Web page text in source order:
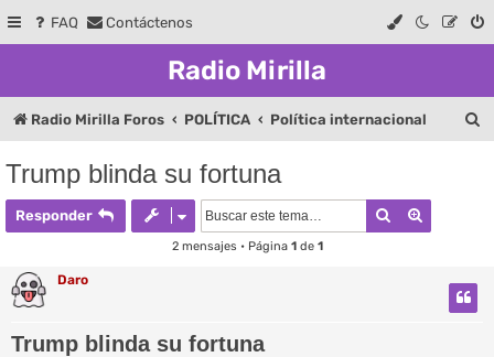
FAQ Contáctenos
Radio Mirilla
Radio Mirilla Foros POLÍTICA Política internacional
Trump blinda su fortuna
Responder Buscar
2 mensajes • Página 1de 1
Daro
Trump blinda su fortuna